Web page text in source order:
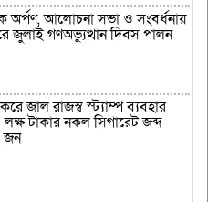
অর্পণ, আলোচনা সভা ও সংবর্ধনায়
জুলাই গণঅভ্যুত্থান দিবস পালন
জাল রাজস্ব স্ট্যাম্প ব্যবহার
টাকার নকল সিগারেট জব্দ